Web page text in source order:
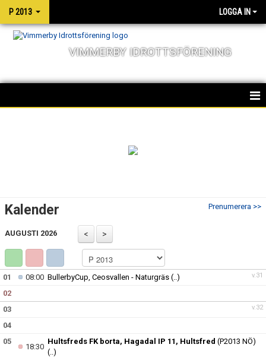
P 2013 LOGGA IN
VIMMERBY IDROTTSFÖRENING
Prenumerera >>
Kalender
AUGUSTI 2026
v.31
01 08:00 BullerbyCup, Ceosvallen - Naturgräs (..)
02
v.32
03
04
05
18:30
Hultsfreds FK borta, Hagadal IP 11, Hultsfred (P2013 NÖ)
(..)